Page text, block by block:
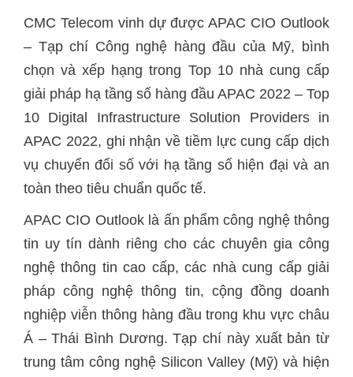
CMC Telecom vinh dự được APAC CIO Outlook
– Tạp chí Công nghệ hàng đầu của Mỹ, bình
chọn và xếp hạng trong Top 10 nhà cung cấp
giải pháp hạ tầng số hàng đầu APAC 2022 – Top
10 Digital Infrastructure Solution Providers in
APAC 2022, ghi nhận về tiềm lực cung cấp dịch
vụ chuyển đổi số với hạ tầng số hiện đại và an
toàn theo tiêu chuẩn quốc tế.
APAC CIO Outlook là ấn phẩm công nghệ thông
tin uy tín dành riêng cho các chuyên gia công
nghệ thông tin cao cấp, các nhà cung cấp giải
pháp công nghệ thông tin, cộng đồng doanh
nghiệp viễn thông hàng đầu trong khu vực châu
Á – Thái Bình Dương. Tạp chí này xuất bản từ
trung tâm công nghệ Silicon Valley (Mỹ) và hiện